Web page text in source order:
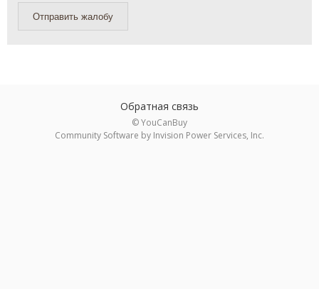
Отправить жалобу
Обратная связь
© YouCanBuy
Community Software by Invision Power Services, Inc.